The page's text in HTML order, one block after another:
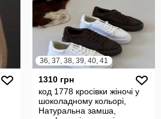
36, 37, 38, 39, 40, 41
1310 грн
код 1778 кросівки жіночі у
шоколадному кольорі,
Натуральна замша,